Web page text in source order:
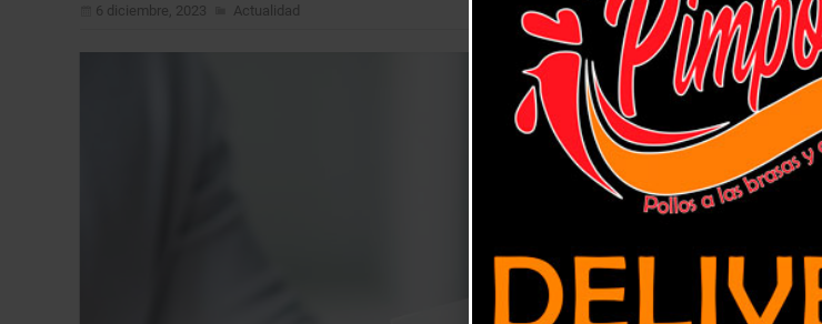
6 diciembre, 2023 Actualidad